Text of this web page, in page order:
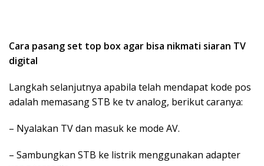
Cara pasang set top box agar bisa nikmati siaran TV
digital
Langkah selanjutnya apabila telah mendapat kode pos
adalah memasang STB ke tv analog, berikut caranya:
– Nyalakan TV dan masuk ke mode AV.
– Sambungkan STB ke listrik menggunakan adapter